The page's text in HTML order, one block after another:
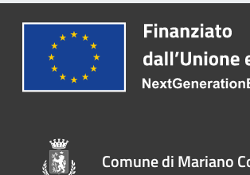
Comune di Mariano